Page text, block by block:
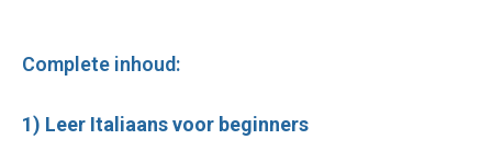
Complete inhoud:
1) Leer Italiaans voor beginners